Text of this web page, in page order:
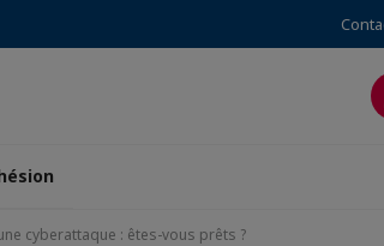
cyberattaque : êtes-vous prêts ?